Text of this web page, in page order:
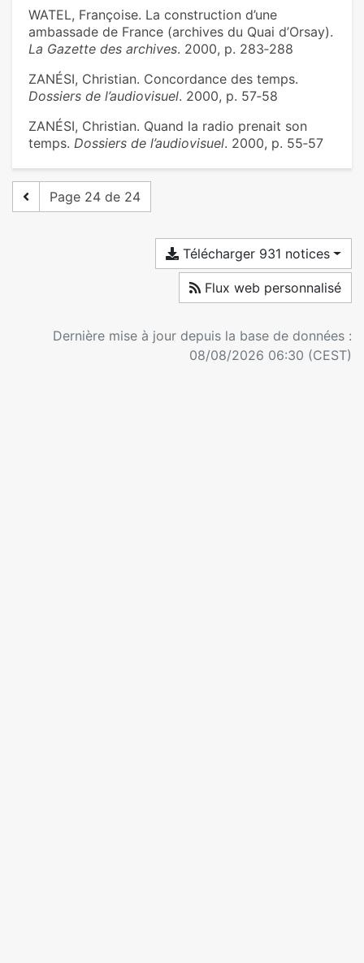
WATEL, Françoise. La construction d’une
ambassade de France (archives du Quai d’Orsay).
La Gazette des archives. 2000, p. 283‑288
ZANÉSI, Christian. Concordance des temps.
Dossiers de l’audiovisuel. 2000, p. 57‑58
ZANÉSI, Christian. Quand la radio prenait son
temps. Dossiers de l’audiovisuel. 2000, p. 55‑57
Page 24 de 24
Télécharger 931 notices
Flux web personnalisé
Dernière mise à jour depuis la base de données :
08/08/2026 06:30 (CEST)